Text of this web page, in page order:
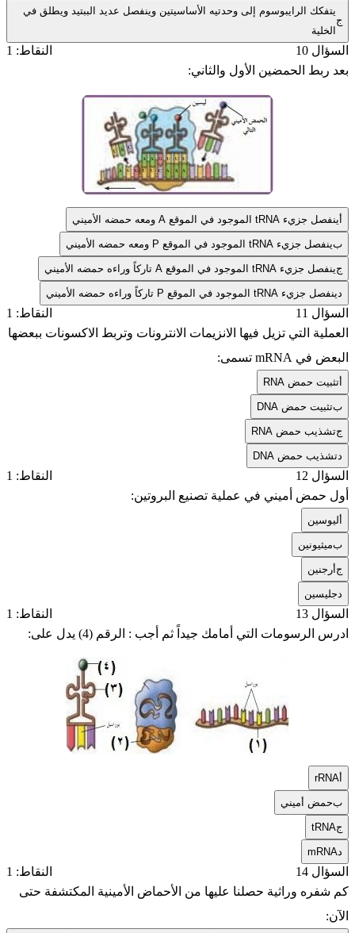
ج
يتفكك الرايبوسوم إلى وحدتيه الأساسيتين وينفصل عديد الببتيد ويطلق في
الخلية
السؤال 10
النقاط: 1
بعد ربط الحمضين الأول والثاني:
ينفصل جزيء tRNA الموجود في الموقع A ومعه حمضه الأميني
بينفصل جزيء tRNA الموجود في الموقع P ومعه حمضه الأميني
جينفصل جزيء tRNA الموجود في الموقع A تاركاً وراءه حمضه الأميني
ينفصل جزيء tRNA الموجود في الموقع P تاركاً وراءه حمضه الأميني
السؤال 11
النقاط: 1
العملية التي تزيل فيها الانزيمات الانترونات وتربط الاكسونات ببعضها
البعض في mRNA تسمى:
تثبيت حمض RNA
بتثبيت حمض DNA
جتشذيب حمض RNA
تشذيب حمض DNA
السؤال 12
النقاط: 1
أول حمض أميني في عملية تصنيع البروتين:
ليوسين
بميثيونين
جأرجنين
جليسين
السؤال 13
النقاط: 1
ادرس الرسومات التي أمامك جيداً ثم أجب : الرقم (4) يدل على:
rRNA
بحمض أميني
جtRNA
mRNA
السؤال 14
النقاط: 1
كم شفره وراثية حصلنا عليها من الأحماض الأمينية المكتشفة حتى
الآن: